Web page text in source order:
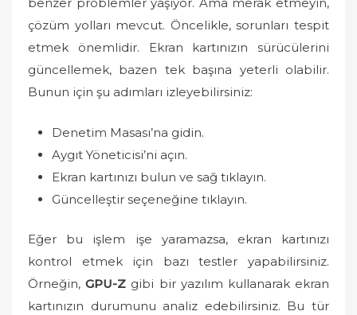
çözüm yolları mevcut. Öncelikle, sorunları tespit
etmek önemlidir. Ekran kartınızın sürücülerini
güncellemek, bazen tek başına yeterli olabilir.
Bunun için şu adımları izleyebilirsiniz:
Denetim Masası’na gidin.
Aygıt Yöneticisi’ni açın.
Ekran kartınızı bulun ve sağ tıklayın.
Güncelleştir seçeneğine tıklayın.
Eğer bu işlem işe yaramazsa, ekran kartınızı
kontrol etmek için bazı testler yapabilirsiniz.
Örneğin,GPU-Z gibi bir yazılım kullanarak ekran
kartınızın durumunu analiz edebilirsiniz. Bu tür